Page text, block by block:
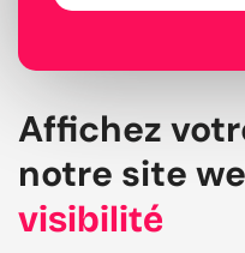
Affichez
notre site
visibilité